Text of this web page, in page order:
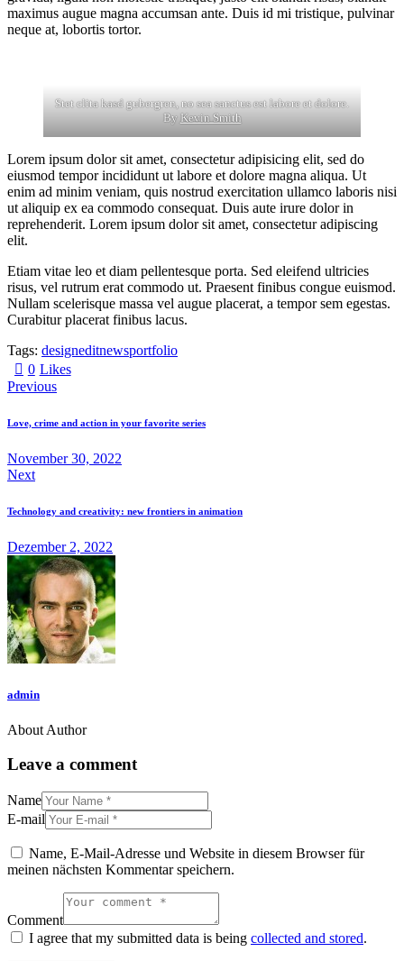
maximus augue magna accumsan ante. Duis id mi tristique, pulvinar
neque at, lobortis tortor.
Stet clita kasd gubergren, no sea sanctus est labore et dolore.
ByKevin Smith
Lorem ipsum dolor sit amet, consectetur adipisicing elit, sed do
eiusmod tempor incididunt ut labore et dolore magna aliqua. Ut
enim ad minim veniam, quis nostrud exercitation ullamco laboris nisi
ut aliquip ex ea commodo consequat. Duis aute irure dolor in
reprehenderit. Lorem ipsum dolor sit amet, consectetur adipiscing
elit.
Etiam vitae leo et diam pellentesque porta. Sed eleifend ultricies
risus, vel rutrum erat commodo ut. Praesent finibus congue euismod.
Nullam scelerisque massa vel augue placerat, a tempor sem egestas.
Curabitur placerat finibus lacus.
Tags: designeditnewsportfolio
0 Likes
Previous
Love, crime and action in your favorite series
November 30, 2022
Next
Technology and creativity: new frontiers in animation
Dezember 2, 2022
admin
About Author
Leave a comment
Name
E-mail
Name, E-Mail-Adresse und Website in diesem Browser für
meinen nächsten Kommentar speichern.
Comment
I agree that my submitted data is being collected and stored.